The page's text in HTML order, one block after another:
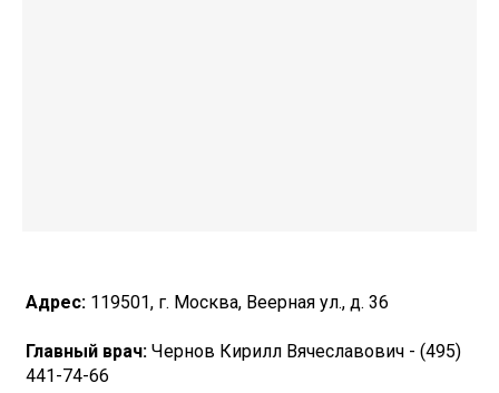
Адрес: 119501, г. Москва, Веерная ул., д. 36
Главный врач: Чернов Кирилл Вячеславович - (495)
441-74-66